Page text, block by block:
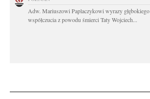
Adw. Mariuszowi Paplaczykowi wyrazy głębokiego
współczucia z powodu śmierci Taty Wojciech...